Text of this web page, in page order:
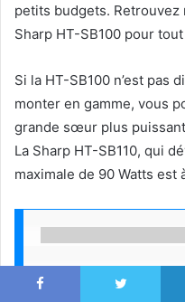
petits budgets.
Sharp HT-SB100 pour
Si la HT-SB100 n’est pas
monter en gamme, vous
grande sœur plus
La Sharp HT-SB110, qui
maximale de 90 Watts est